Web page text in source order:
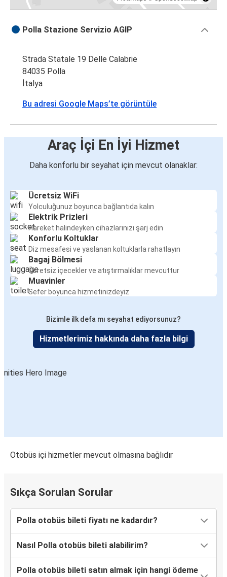
Polla Stazione Servizio AGIP
Strada Statale 19 Delle Calabrie
84035 Polla
İtalya
Bu adresi Google Maps’te görüntüle
Araç İçi En İyi Hizmet
Daha konforlu bir seyahat için mevcut olanaklar:
Ücretsiz WiFi
Yolculuğunuz boyunca bağlantıda kalın
Elektrik Prizleri
Hareket halindeyken cihazlarınızı şarj edin
Konforlu Koltuklar
Diz mesafesi ve yaslanan koltuklarla rahatlayın
Bagaj Bölmesi
Ücretsiz içecekler ve atıştırmalıklar mevcuttur
Muavinler
Sefer boyunca hizmetinizdeyiz
Bizimle ilk defa mı seyahat ediyorsunuz?
Hizmetlerimiz hakkında daha fazla bilgi
Otobüs içi hizmetler mevcut olmasına bağlıdır
Sıkça Sorulan Sorular
Polla otobüs bileti fiyatı ne kadardır?
Nasıl Polla otobüs bileti alabilirim?
Polla otobüs bileti satın almak için hangi ödeme